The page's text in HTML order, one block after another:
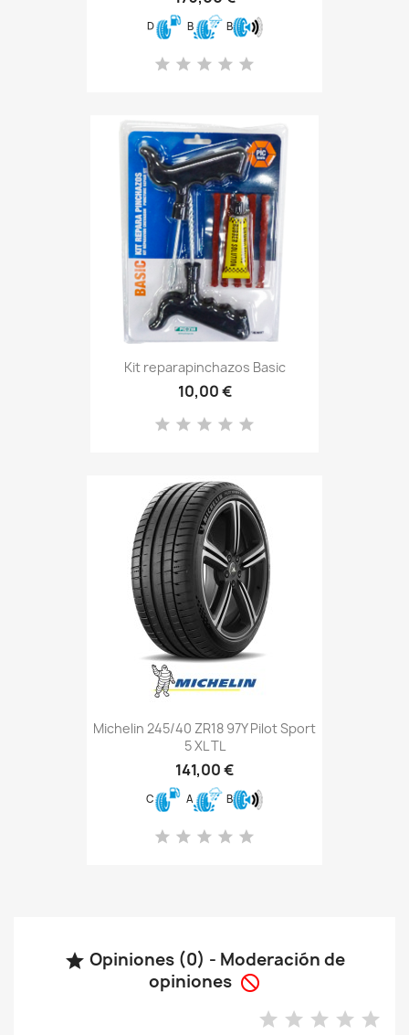
D B B
Kit reparapinchazos Basic
10,00 €
Michelin 245/40 ZR18 97Y Pilot Sport
5 XL TL
141,00 €
C A B
 Opiniones (0) - Moderación de
opiniones 